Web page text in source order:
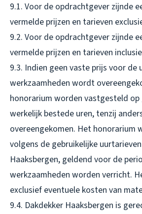
9.1. Voor de opdrachtgever zijnde
vermelde prijzen en tarieven
9.2. Voor de opdrachtgever zijnde
vermelde prijzen en tarieven
9.3. Indien geen vaste prijs voor de
werkzaamheden wordt
honorarium worden vastgesteld op
werkelijk bestede uren, tenzij
overeengekomen. Het honorarium
volgens de gebruikelijke
Haaksbergen, geldend voor de
werkzaamheden worden verricht.
exclusief eventuele kosten van
9.4. Dakdekker Haaksbergen is